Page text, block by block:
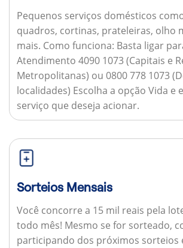
Pequenos serviços domésticos
quadros, cortinas, prateleiras, olho
mais. Como funciona: Basta ligar
Atendimento 4090 1073 (Capitais e
Metropolitanas) ou 0800 778 1073
localidades) Escolha a opção Vida e
serviço que deseja acionar.
Sorteios Mensais
Você concorre a 15 mil reais pela
todo mês! Mesmo se for sorteado,
participando dos próximos sorteios